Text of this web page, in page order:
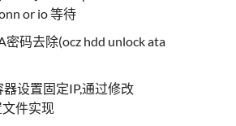
or io 等待
密码去除(ocz hdd unlock ata
设置固定IP,通过修改
文件实现